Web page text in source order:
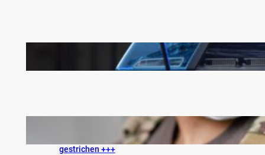
+++ Personalmangel bei der Polizei: Laut
Wendt fehlen 50.000 Einsatzkräfte +++
+++ Covid-Pflichtimpfung wird aus dem
Duldungspflicht-Impfschema der Bundeswehr
gestrichen +++